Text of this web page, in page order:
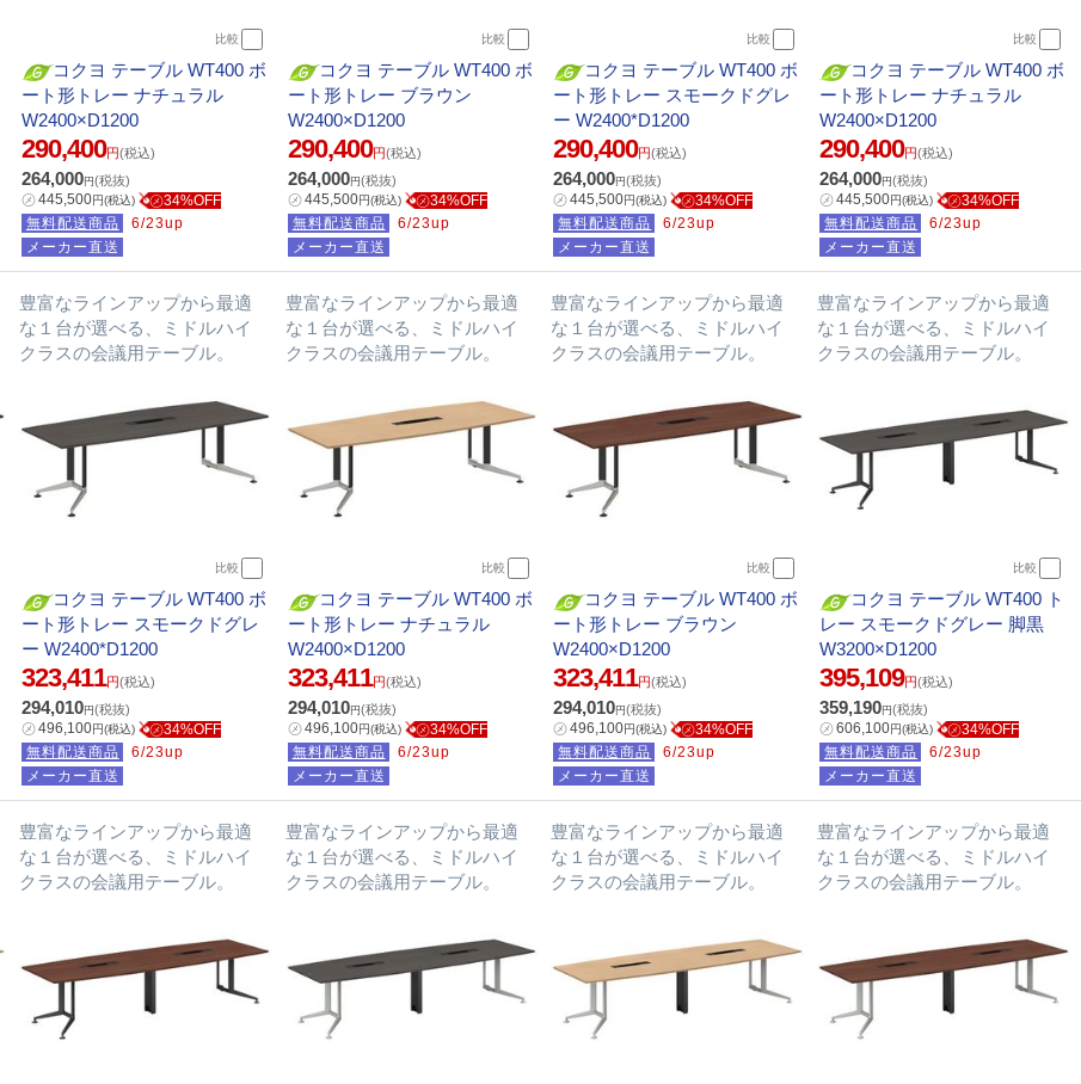
比較
コクヨ テーブル WT400 ボ
ート形トレー ナチュラル
W2400×D1200
290,400円(税込)
264,000円(税抜)
㋱445,500円(税込) ㋱34%OFF
無料配送商品
6/23up
メーカー直送
比較
コクヨ テーブル WT400 ボ
ート形トレー ブラウン
W2400×D1200
290,400円(税込)
264,000円(税抜)
㋱445,500円(税込) ㋱34%OFF
無料配送商品
6/23up
メーカー直送
比較
コクヨ テーブル WT400 ボ
ート形トレー スモークドグレ
ー W2400*D1200
290,400円(税込)
264,000円(税抜)
㋱445,500円(税込) ㋱34%OFF
無料配送商品
6/23up
メーカー直送
比較
コクヨ テーブル WT400 ボ
ート形トレー ナチュラル
W2400×D1200
290,400円(税込)
264,000円(税抜)
㋱445,500円(税込) ㋱34%OFF
無料配送商品
6/23up
メーカー直送
豊富なラインアップから最適
な１台が選べる、ミドルハイ
クラスの会議用テーブル。
比較
コクヨ テーブル WT400 ボ
ート形トレー スモークドグレ
ー W2400*D1200
323,411円(税込)
294,010円(税抜)
㋱496,100円(税込) ㋱34%OFF
無料配送商品
6/23up
メーカー直送
豊富なラインアップから最適
な１台が選べる、ミドルハイ
クラスの会議用テーブル。
比較
コクヨ テーブル WT400 ボ
ート形トレー ナチュラル
W2400×D1200
323,411円(税込)
294,010円(税抜)
㋱496,100円(税込) ㋱34%OFF
無料配送商品
6/23up
メーカー直送
豊富なラインアップから最適
な１台が選べる、ミドルハイ
クラスの会議用テーブル。
比較
コクヨ テーブル WT400 ボ
ート形トレー ブラウン
W2400×D1200
323,411円(税込)
294,010円(税抜)
㋱496,100円(税込) ㋱34%OFF
無料配送商品
6/23up
メーカー直送
豊富なラインアップから最適
な１台が選べる、ミドルハイ
クラスの会議用テーブル。
比較
コクヨ テーブル WT400 ト
レー スモークドグレー 脚黒
W3200×D1200
395,109円(税込)
359,190円(税抜)
㋱606,100円(税込) ㋱34%OFF
無料配送商品
6/23up
メーカー直送
豊富なラインアップから最適
な１台が選べる、ミドルハイ
クラスの会議用テーブル。
豊富なラインアップから最適
な１台が選べる、ミドルハイ
クラスの会議用テーブル。
豊富なラインアップから最適
な１台が選べる、ミドルハイ
クラスの会議用テーブル。
豊富なラインアップから最適
な１台が選べる、ミドルハイ
クラスの会議用テーブル。